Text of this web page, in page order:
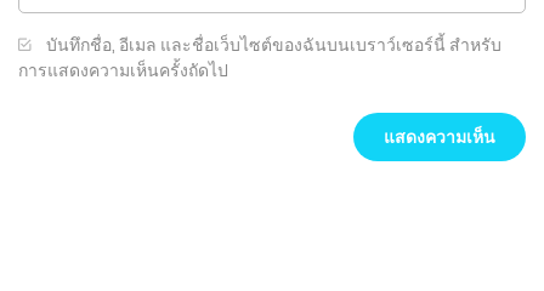
บันทึกชื่อ, อีเมล และชื่อเว็บไซต์ของฉันบนเบราว์เซอร์นี้ สำหรับ
การแสดงความเห็นครั้งถัดไป